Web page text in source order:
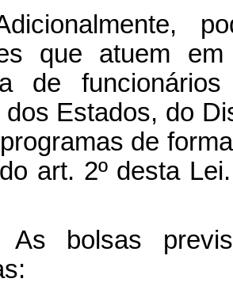
que atuem
de
Estados, do
de
art. 2º desta
As bolsas